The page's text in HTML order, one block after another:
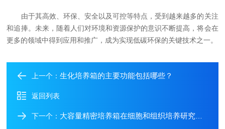
由于其高效、环保、安全以及可控等特点，受到越来越多的关注
和追捧。未来，随着人们对环境和资源保护的意识不断提高，将会在
更多的领域中得到应用和推广，成为实现低碳环保的关键技术之一。
上一个：生化培养箱的主要功能包括哪些？
返回列表
下一个： 大容量精密培养箱在细胞和组织培养研究中起着至关重要的作用